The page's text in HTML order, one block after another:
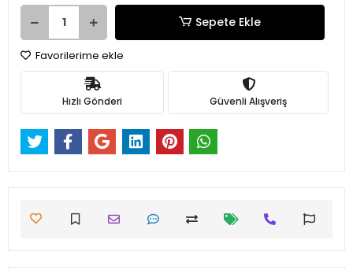
Sepete Ekle
Favorilerime ekle
Hızlı Gönderi Güvenli Alışveriş